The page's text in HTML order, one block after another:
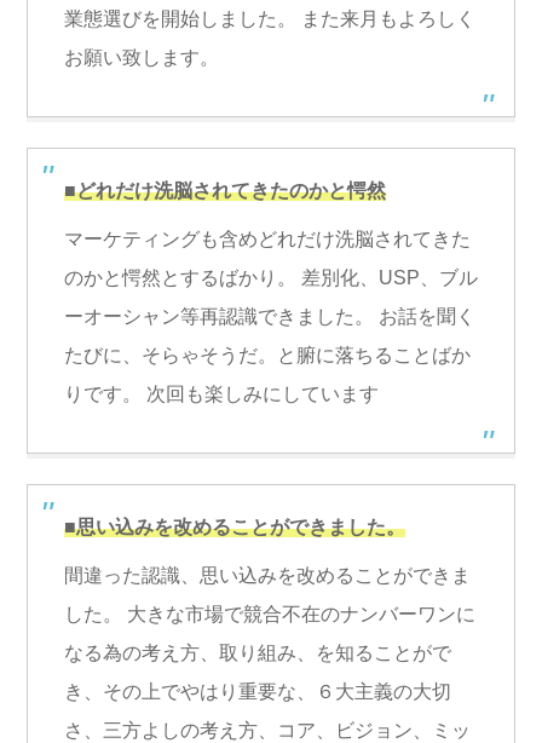
業態選びを開始しました。 また来月もよろしく
お願い致します。
■どれだけ洗脳されてきたのかと愕然
マーケティングも含めどれだけ洗脳されてきた
のかと愕然とするばかり。 差別化、USP、ブル
ーオーシャン等再認識できました。 お話を聞く
たびに、そらゃそうだ。と腑に落ちることばか
りです。 次回も楽しみにしています
■思い込みを改めることができました。
間違った認識、思い込みを改めることができま
した。 大きな市場で競合不在のナンバーワンに
なる為の考え方、取り組み、を知ることがで
き、その上でやはり重要な、６大主義の大切
さ、三方よしの考え方、コア、ビジョン、ミッ